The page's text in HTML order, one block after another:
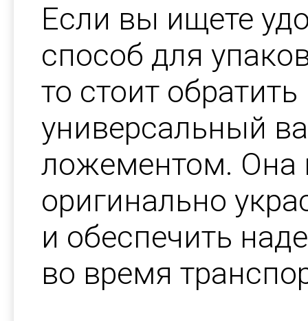
Если вы ищете
способ для
то стоит
универсальный
ложементом. Она
оригинально
и обеспечить
во время